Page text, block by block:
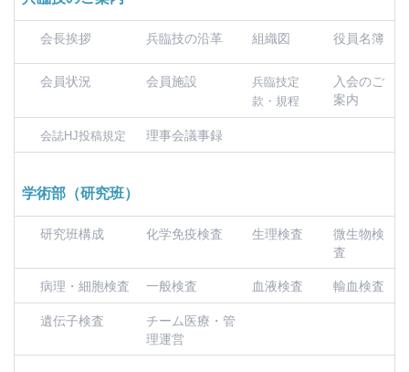
会長挨拶 兵臨技の沿革 組織図 役員名簿
会員状況 会員施設
兵臨技定
款・規程
入会のご
案内
会誌HJ投稿規定 理事会議事録
学術部（研究班）
研究班構成 化学免疫検査 生理検査
微生物検
査
病理・細胞検査
一般検査 血液検査
輸血検査
遺伝子検査
チーム医療・管
理運営